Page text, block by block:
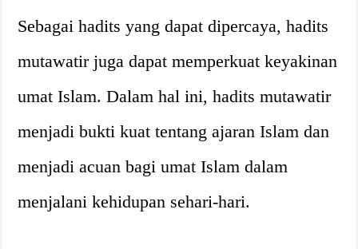
Sebagai hadits yang dapat dipercaya, hadits
mutawatir juga dapat memperkuat keyakinan
umat Islam. Dalam hal ini, hadits mutawatir
menjadi bukti kuat tentang ajaran Islam dan
menjadi acuan bagi umat Islam dalam
menjalani kehidupan sehari-hari.